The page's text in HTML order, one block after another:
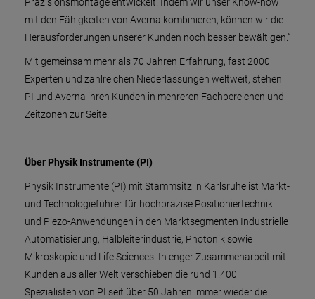
Präzisionsmontage entwickelt. Indem wir unser Know-how
mit den Fähigkeiten von Averna kombinieren, können wir die
Herausforderungen unserer Kunden noch besser bewältigen.“
Mit gemeinsam mehr als 70 Jahren Erfahrung, fast 2000
Experten und zahlreichen Niederlassungen weltweit, stehen
PI und Averna ihren Kunden in mehreren Fachbereichen und
Zeitzonen zur Seite.
Über Physik Instrumente (PI)
Physik Instrumente (PI) mit Stammsitz in Karlsruhe ist Markt-
und Technologieführer für hochpräzise Positioniertechnik
und Piezo-Anwendungen in den Marktsegmenten Industrielle
Automatisierung, Halbleiterindustrie, Photonik sowie
Mikroskopie und Life Sciences. In enger Zusammenarbeit mit
Kunden aus aller Welt verschieben die rund 1.400
Spezialisten von PI seit über 50 Jahren immer wieder die